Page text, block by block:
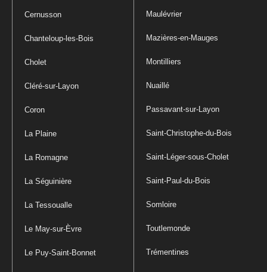
Cernusson
Chanteloup-les-Bois
Cholet
Cléré-sur-Layon
Coron
La Plaine
La Romagne
La Séguinière
La Tessoualle
Le May-sur-Èvre
Le Puy-Saint-Bonnet
Maulévrier
Mazières-en-Mauges
Montilliers
Nuaillé
Passavant-sur-Layon
Saint-Christophe-du-Bois
Saint-Léger-sous-Cholet
Saint-Paul-du-Bois
Somloire
Toutlemonde
Trémentines